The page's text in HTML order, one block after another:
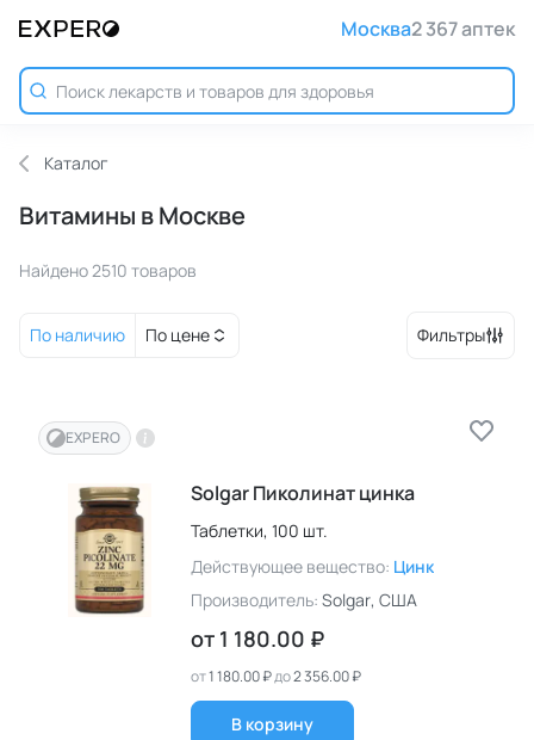
Москва2 367 аптек
Каталог
Витамины в Москве
Найдено 2510 товаров
По наличию По цене Фильтры
EXPERO
Solgar Пиколинат цинка
Таблетки, 100 шт.
Действующее вещество: Цинк
Производитель: Solgar, США
от 1 180.00 ₽
от1 180.00 ₽до2 356.00 ₽
В корзину